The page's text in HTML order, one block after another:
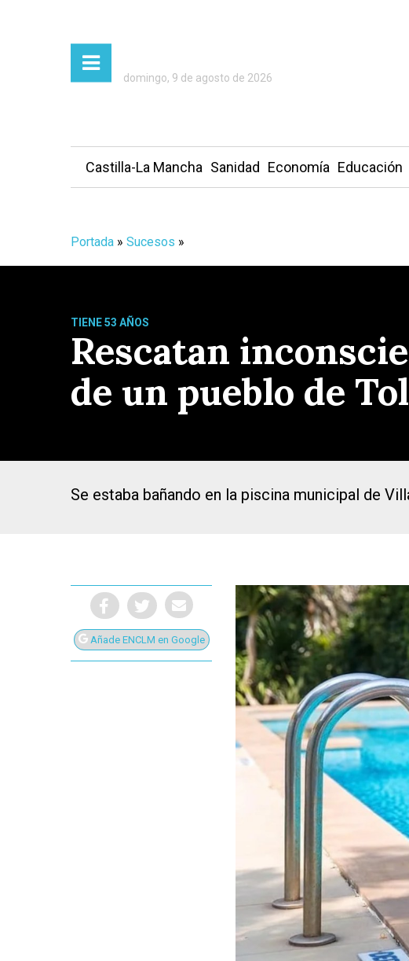
Presiona Intro para buscar o ESC para cerrar
domingo, 9 de agosto de 2026
Castilla-La Mancha Sanidad Economía Educación
Portada » Sucesos »
TIENE 53 AÑOS
Rescatan
de un pueblo de
Se estaba bañando en la piscina municipal de
Añade ENCLM en Google